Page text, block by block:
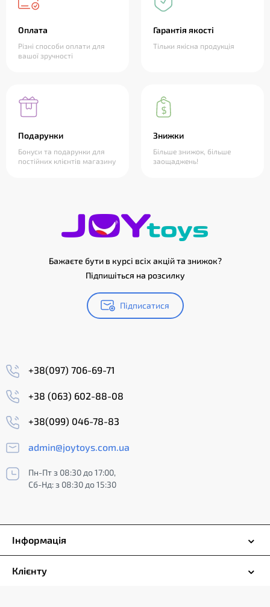
Оплата
Різні способи оплати для
вашої зручності
Гарантія якості
Тільки якісна продукція
Подарунки
Бонуси та подарунки для
постійних клієнтів магазину
Знижки
Більше знижок, більше
заощаджень!
Бажаєте бути в курсі всіх акцій та знижок?
Підпишіться на розсилку
Підписатися
+38(097) 706-69-71
+38 (063) 602-88-08
+38(099) 046-78-83
admin@joytoys.com.ua
Пн-Пт з 08:30 до 17:00,
Сб-Нд: з 08:30 до 15:30
Інформація
Клієнту